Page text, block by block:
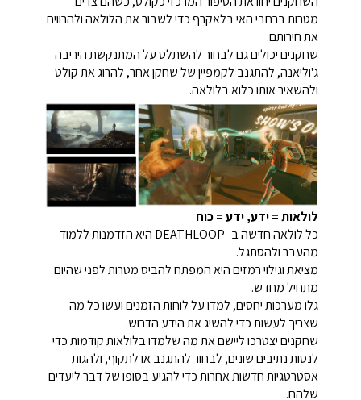
מטרות ברחבי האי בלאקרף כדי לשבור את הלולאה ולהרוויח
את חירותם.
שחקנים יכולים גם לבחור להשתלט על המתנקשת היריבה
ג'וליאנה, להתגנב לקמפיין של שחקן אחר, להרוג את קולט
ולהשאיר אותו כלוא בלולאה.
לולאות = ידע, ידע = כוח
כל לולאה חדשה ב- DEATHLOOP היא הזדמנות ללמוד
מהעבר ולהסתגל.
מציאת וגילוי רמזים היא המפתח להביס מטרות לפני שהיום
מתחיל מחדש.
גלו מערכות יחסים, למדו על לוחות הזמנים ועשו כל מה
שצריך לעשות כדי להשיג את הידע הדרוש.
שחקנים יצטרכו ליישם את מה שלמדו בלולאות קודמות כדי
לנסות נתיבים שונים, לבחור להתגנב או לתקוף, ולהגות
אסטרטגיות חדשות אחרות כדי להגיע בסופו של דבר ליעדים
שלהם.